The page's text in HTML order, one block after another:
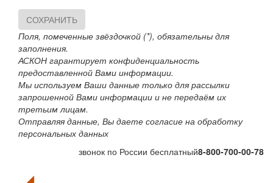
СОХРАНИТЬ
Поля, помеченные звёздочкой (*), обязательны для
заполнения.
АСКОН гарантирует конфиденциальность
предоставленной Вами информации.
Мы используем Ваши данные только для рассылки
запрошенной Вами информации и не передаём их
третьим лицам.
Отправляя данные, Вы даете согласие на обработку
персональных данных
звонок по России бесплатный8-800-700-00-78